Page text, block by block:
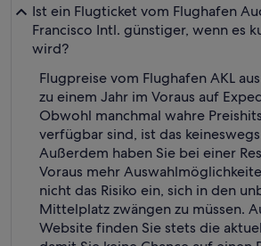
Ist ein Flugticket vom Flughafen
Francisco Intl. günstiger, wenn es
wird?
Flugpreise vom Flughafen AKL
zu einem Jahr im Voraus auf
Obwohl manchmal wahre
verfügbar sind, ist das
Außerdem haben Sie bei einer
Voraus mehr
nicht das Risiko ein, sich in den
Mittelplatz zwängen zu müssen.
Website finden Sie stets die